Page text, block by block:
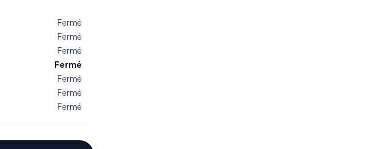
Fermé
Fermé
Fermé
Fermé
Fermé
Fermé
Fermé